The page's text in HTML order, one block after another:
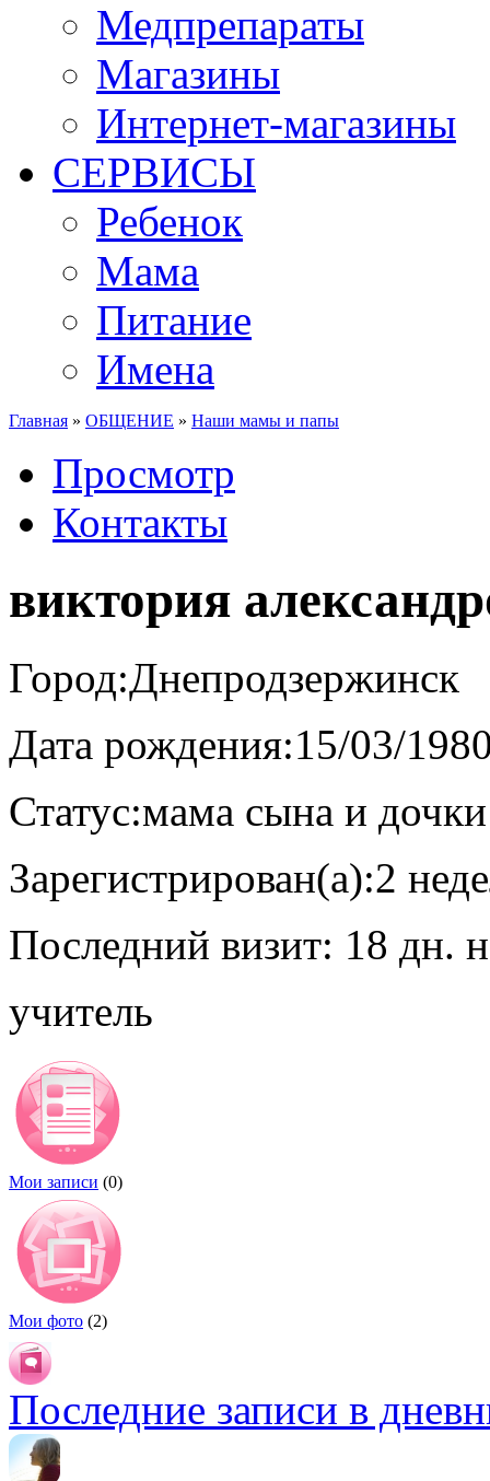
Медпрепараты
Магазины
Интернет-магазины
СЕРВИСЫ
Ребенок
Мама
Питание
Имена
Главная » ОБЩЕНИЕ » Наши мамы и папы
Главные вкладки
Просмотр
Контакты
виктория
Город:Днепродзержинск
Дата рождения:15/03/
Статус:мама сына и дочки
Зарегистрирован(а):2
Последний визит: 18 дн.
учитель
Мои записи (0)
Мои фото (2)
Последние записи в